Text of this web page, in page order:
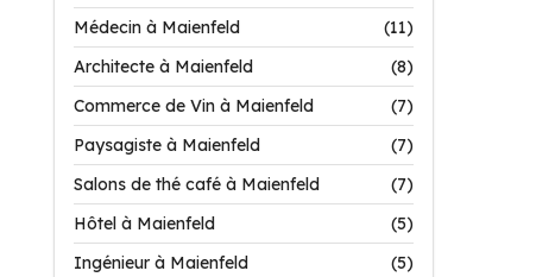
Médecin à Maienfeld
(11)
Architecte à Maienfeld
(8)
Commerce de Vin à Maienfeld
(7)
Paysagiste à Maienfeld
(7)
Salons de thé café à Maienfeld
(7)
Hôtel à Maienfeld
(5)
Ingénieur à Maienfeld
(5)